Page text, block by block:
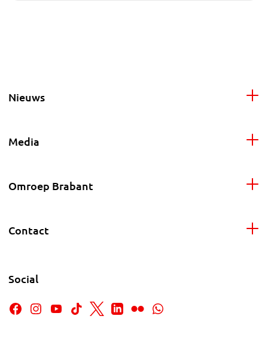
Nieuws
Media
Omroep Brabant
Contact
Social